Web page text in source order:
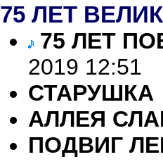
75 ЛЕТ
75 ЛЕТ
2019 12:51
СТАРУШКА
АЛЛЕЯ
ПОДВИГ